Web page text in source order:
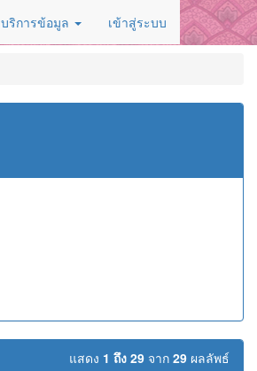
บริการข้อมูล เข้าสู่ระบบ
แสดง 1 ถึง 29 จาก 29 ผลลัพธ์